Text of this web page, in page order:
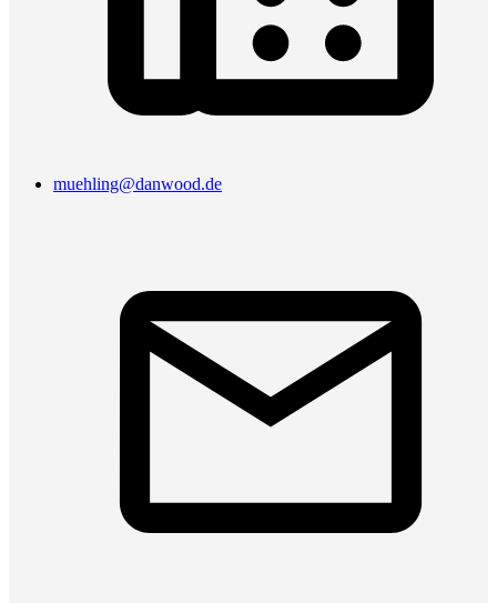
muehling@danwood.de